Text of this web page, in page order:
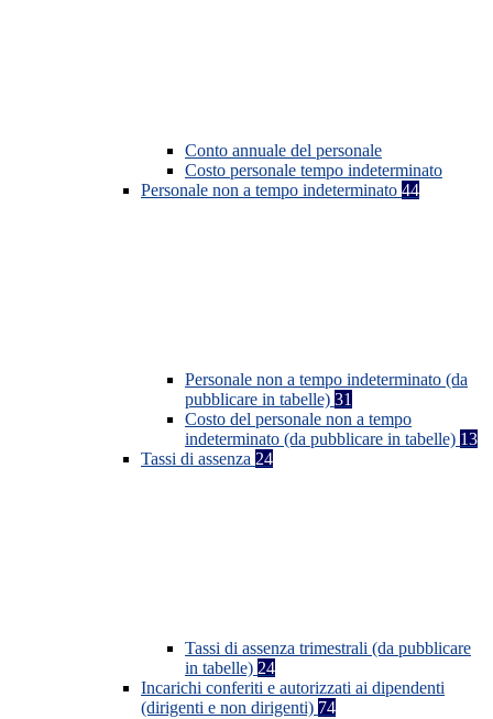
Conto annuale del personale
Costo personale tempo indeterminato
Personale non a tempo indeterminato 44
Personale non a tempo indeterminato (da
pubblicare in tabelle) 31
Costo del personale non a tempo
indeterminato (da pubblicare in tabelle) 13
Tassi di assenza 24
Tassi di assenza trimestrali (da pubblicare
in tabelle) 24
Incarichi conferiti e autorizzati ai dipendenti
(dirigenti e non dirigenti) 74